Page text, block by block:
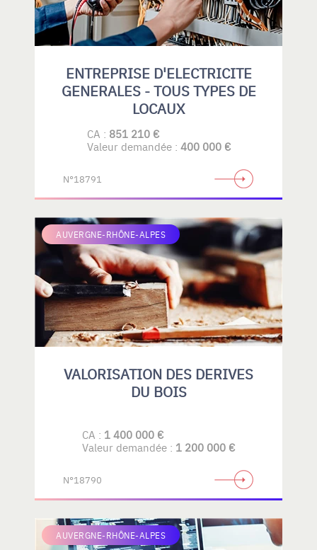
ENTREPRISE D'ELECTRICITE
GENERALES - TOUS TYPES DE
LOCAUX
CA : 851 210 €
Valeur demandée : 400 000 €
N°18791
AUVERGNE-RHÔNE-ALPES
VALORISATION DES DERIVES
DU BOIS
CA : 1 400 000 €
Valeur demandée : 1 200 000 €
N°18790
AUVERGNE-RHÔNE-ALPES